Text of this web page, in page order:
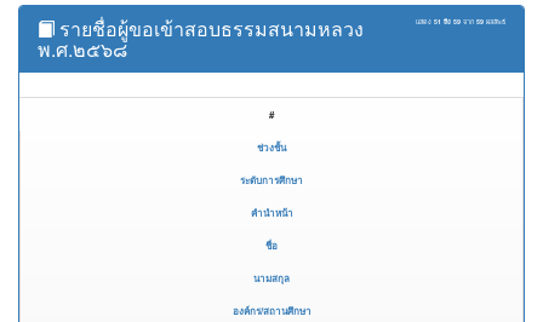
แสดง 51 ถึง 59 จาก 59 ผลลัพธ์
รายชื่อผู้ขอเข้าสอบธรรมสนามหลวง
พ.ศ.๒๕๖๘
#
ช่วงชั้น
ระดับการศึกษา
คำนำหน้า
ชื่อ
นามสกุล
องค์กร/สถานศึกษา